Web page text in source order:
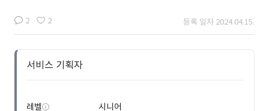
2 2 등록 일자 2024.04.15.
서비스 기획자
레벨
시니어